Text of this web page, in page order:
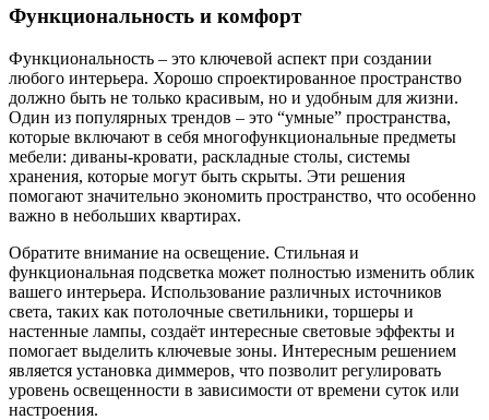
Функциональность и комфорт
Функциональность – это ключевой аспект при создании
любого интерьера. Хорошо спроектированное пространство
должно быть не только красивым, но и удобным для жизни.
Один из популярных трендов – это “умные” пространства,
которые включают в себя многофункциональные предметы
мебели: диваны-кровати, раскладные столы, системы
хранения, которые могут быть скрыты. Эти решения
помогают значительно экономить пространство, что особенно
важно в небольших квартирах.
Обратите внимание на освещение. Стильная и
функциональная подсветка может полностью изменить облик
вашего интерьера. Использование различных источников
света, таких как потолочные светильники, торшеры и
настенные лампы, создаёт интересные световые эффекты и
помогает выделить ключевые зоны. Интересным решением
является установка диммеров, что позволит регулировать
уровень освещенности в зависимости от времени суток или
настроения.